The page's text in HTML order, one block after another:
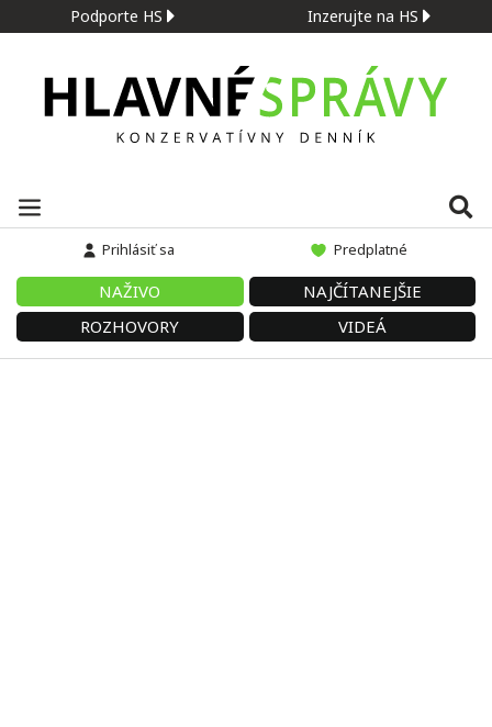
Podporte HS Inzerujte na HS
Prihlásiť sa Predplatné
NAŽIVO
NAJČÍTANEJŠIE
ROZHOVORY
VIDEÁ